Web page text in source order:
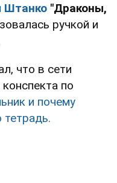
Штанко "Драконы,
ручкой и
что в сети
по
и почему
тетрадь.